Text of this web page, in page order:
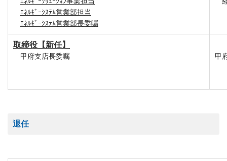
ｴﾈﾙｷﾞｰｼｽﾃﾑ営業部担当
ｴﾈﾙｷﾞｰｼｽﾃﾑ営業部長委嘱
取締役【新任】
甲府支店長委嘱 甲
退任